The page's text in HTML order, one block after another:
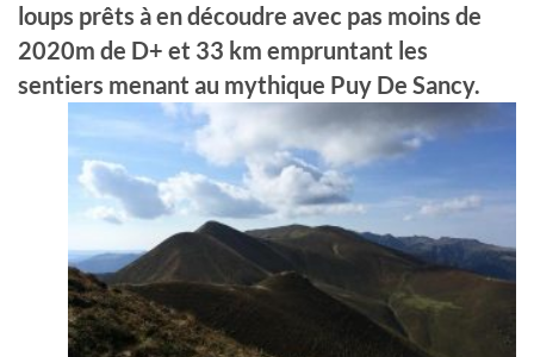
loups prêts à en découdre avec pas moins de
2020m de D+ et 33 km empruntant les
sentiers menant au mythique Puy De Sancy.